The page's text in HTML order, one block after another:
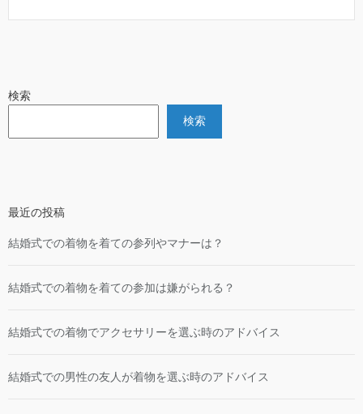
検索
検索
最近の投稿
結婚式での着物を着ての参列やマナーは？
結婚式での着物を着ての参加は嫌がられる？
結婚式での着物でアクセサリーを選ぶ時のアドバイス
結婚式での男性の友人が着物を選ぶ時のアドバイス